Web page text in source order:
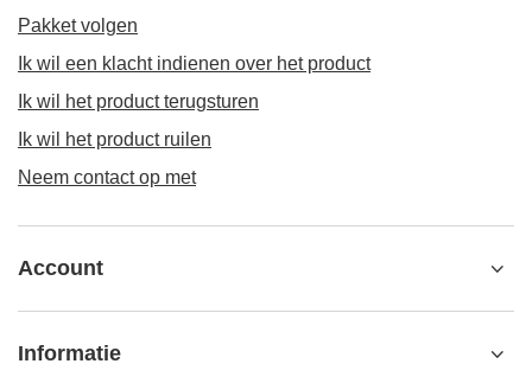
Pakket volgen
Ik wil een klacht indienen over het product
Ik wil het product terugsturen
Ik wil het product ruilen
Neem contact op met
Account
Informatie